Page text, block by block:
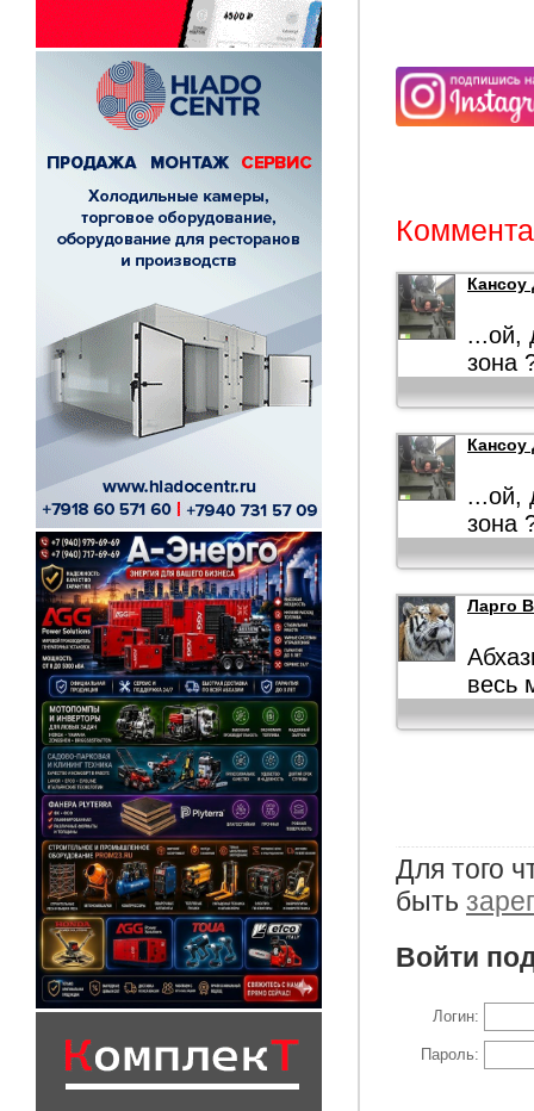
Кансоу
...ой,
зона
Кансоу
...ой,
зона
Ларго
весь
Для того
быть
Войти
Логин:
Пароль: